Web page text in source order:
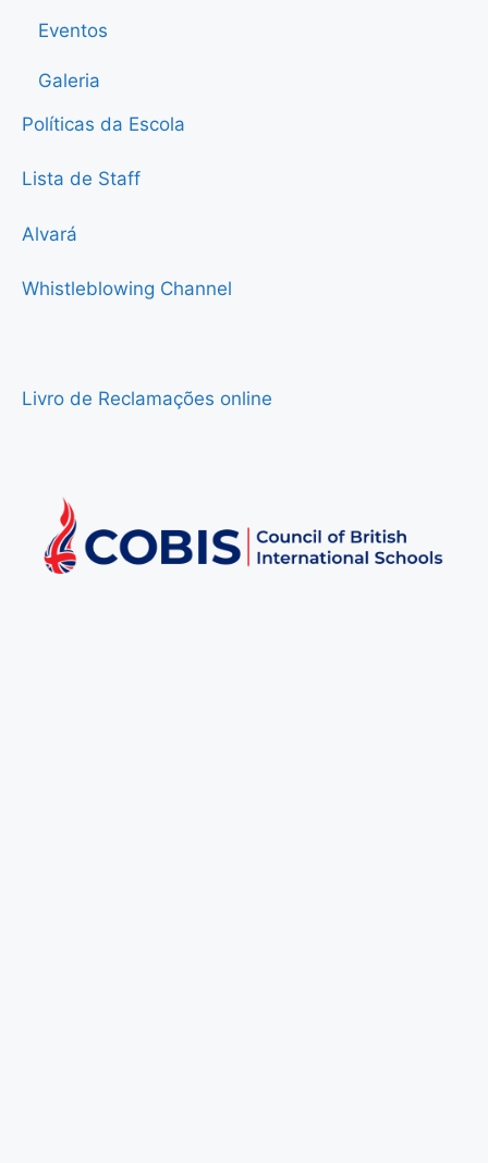
Eventos
Galeria
Políticas da Escola
Lista de Staff
Alvará
Whistleblowing Channel
Livro de Reclamações online